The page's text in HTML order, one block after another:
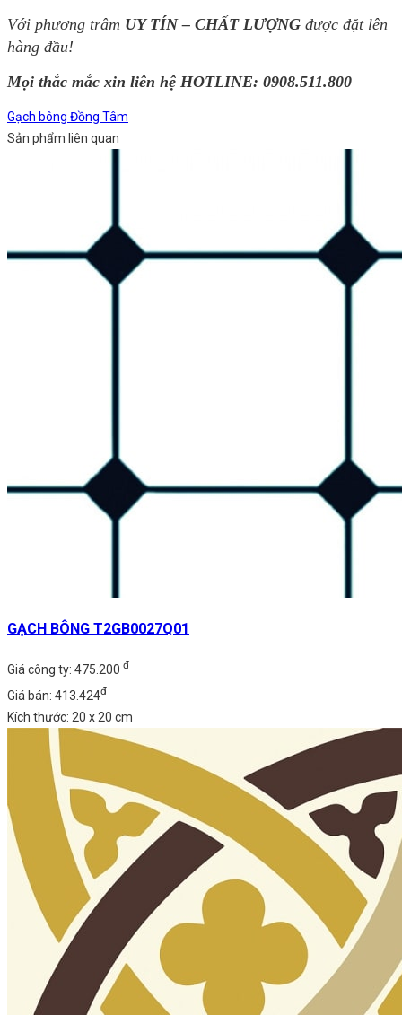
Với phương trâm UY TÍN – CHẤT LƯỢNG được đặt lên
hàng đầu!
Mọi thắc mắc xin liên hệ HOTLINE: 0908.511.800
Gạch bông Đồng Tâm
Sản phẩm liên quan
GẠCH BÔNG T2GB0027Q01
Giá công ty: 475.200 đ
Giá bán: 413.424đ
Kích thước: 20 x 20 cm